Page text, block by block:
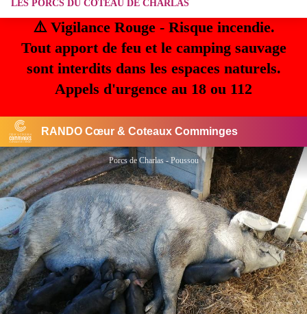
⚠️ Vigilance Rouge - Risque incendie.
Tout apport de feu et le camping sauvage
sont interdits dans les espaces naturels.
Appels d'urgence au 18 ou 112
RANDO Cœur & Coteaux Comminges
LES PORCS DU COTEAU DE CHARLAS
Porcs de Charlas - Poussou